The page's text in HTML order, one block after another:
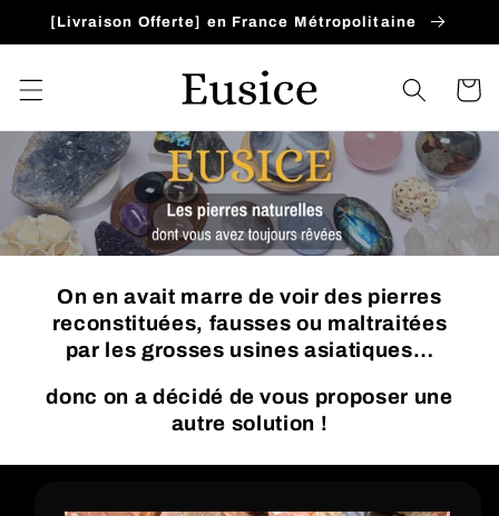
directamente
al contenido
[Livraison Offerte] en France Métropolitaine
Carrito
On en avait marre de voir des pierres
reconstituées, fausses ou maltraitées
par les grosses usines asiatiques…
donc on a décidé de vous proposer une
autre solution !